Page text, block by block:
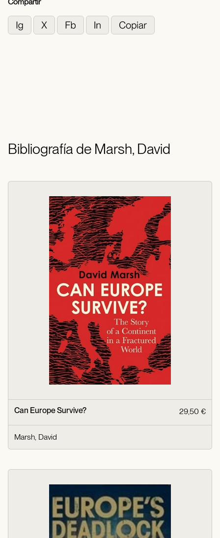
Bibliografía de Marsh, David
Can Europe Survive? 29,50 €
Marsh, David